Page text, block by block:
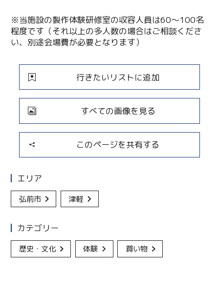
※当施設の製作体験研修室の収容人員は60～100名
程度です（それ以上の多人数の場合はご相談くださ
い、別途会場費が必要となります）
行きたいリストに追加
すべての画像を見る
このページを共有する
エリア
弘前市 津軽
カテゴリー
歴史・文化 体験 買い物